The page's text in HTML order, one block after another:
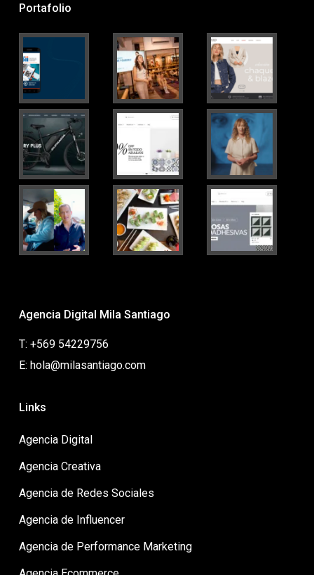
Portafolio
Agencia Digital Mila Santiago
T: +569 54229756
E: hola@milasantiago.com
Links
Agencia Digital
Agencia Creativa
Agencia de Redes Sociales
Agencia de Influencer
Agencia de Performance Marketing